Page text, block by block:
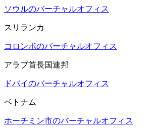
ソウルのバーチャルオフィス
スリランカ
コロンボのバーチャルオフィス
アラブ首長国連邦
ドバイのバーチャルオフィス
ベトナム
ホーチミン市のバーチャルオフィス